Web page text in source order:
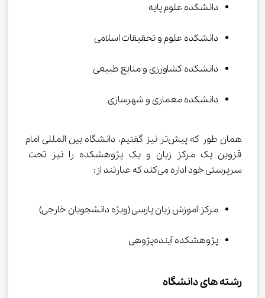
دانشکده علوم پایه
دانشکده علوم و تحقیقات اسلامی
دانشکده کشاورزی و منابع طبیعی
دانشکده معماری و شهرسازی
همان طور که پیش‌تر نیز گفتیم، دانشگاه بین المللی امام
قزوین یک مرکز زبان و یک پژوهشکده را نیز تحت
سرپرستی خود اداره می‌کند که عبارتند از:
مرکز آموزش زبان پارسی (ویژه دانشجویان خارجی)
پژوهشکده آینده‌پژوهی
رشته های دانشگاه